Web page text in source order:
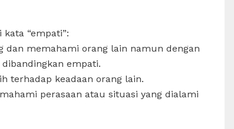
“empati”:
dan memahami orang lain namun dengan
empati.
terhadap keadaan orang lain.
perasaan atau situasi yang dialami